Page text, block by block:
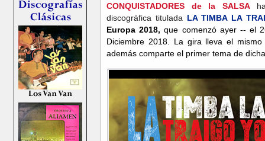
CONQUISTADORES de la SALSA
discográfica titulada LA TIMBA LA
Europa 2018, que comenzó ayer -- el
Diciembre 2018. La gira lleva el
además comparte el primer tema de